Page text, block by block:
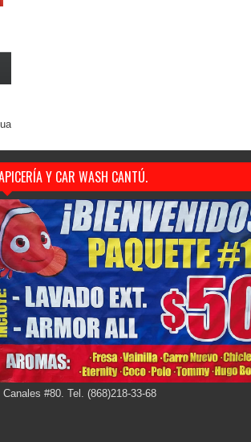
Y CAR WASH CANTÚ.
Canales #80. Tel. (868)218-33-68